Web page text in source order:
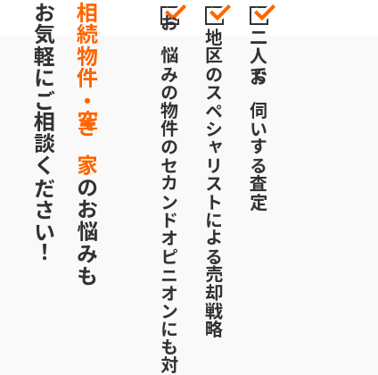
相続物件・空き家
のお悩みも
お気軽にご相談ください！ お悩みの物件のセカンドオピニオンにも対応地区のスペシャリストによる売却戦略二人でお伺いする査定